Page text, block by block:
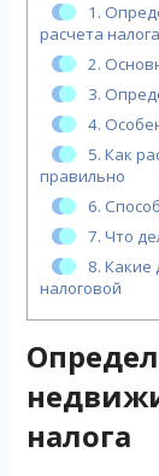
1.
расчета налога
2.
3.
4.
5. Как
правильно
6.
7. Что
8. Какие
налоговой
налога